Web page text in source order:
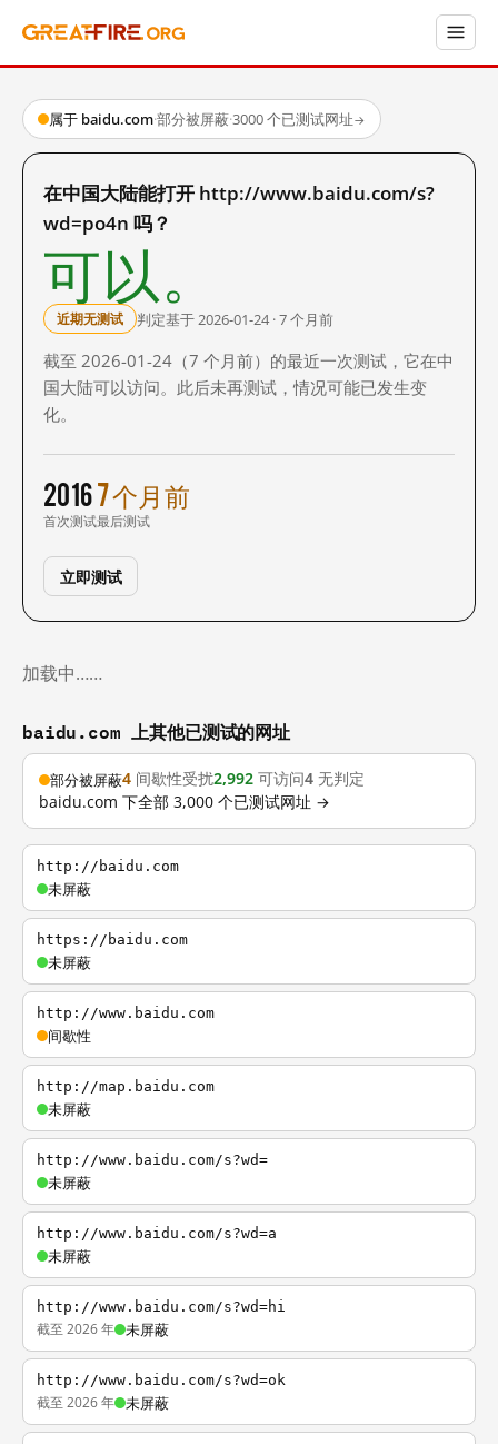
属于 baidu.com·部分被屏蔽·3000 个已测试网址→
在中国大陆能打开 http://www.baidu.com/s?
wd=po4n 吗？
可以。
近期无测试 判定基于 2026-01-24 · 7 个月前
截至 2026-01-24（7 个月前）的最近一次测试，它在中
国大陆可以访问。此后未再测试，情况可能已发生变
化。
2016
首次测试
7 个月前
最后测试
立即测试
加载中……
baidu.com 上其他已测试的网址
部分被屏蔽4 间歇性受扰2,992 可访问4 无判定
baidu.com 下全部 3,000 个已测试网址 →
http://baidu.com
未屏蔽
https://baidu.com
未屏蔽
http://www.baidu.com
间歇性
http://map.baidu.com
未屏蔽
http://www.baidu.com/s?wd=
未屏蔽
http://www.baidu.com/s?wd=a
未屏蔽
http://www.baidu.com/s?wd=hi
截至 2026 年 未屏蔽
http://www.baidu.com/s?wd=ok
截至 2026 年 未屏蔽